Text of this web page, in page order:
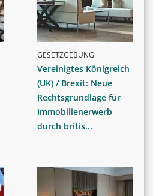
GESETZGEBUNG
Vereinigtes Königreich
(UK) / Brexit: Neue
Rechtsgrundlage für
Immobilienerwerb
durch britis...